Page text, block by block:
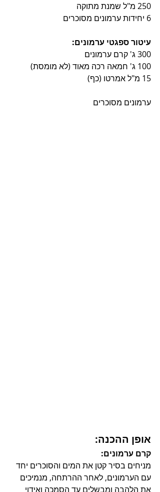
250 מ"ל שמנת מתוקה
6 יחידות ערמונים מסוכרים
עיטור ספגטי ערמונים:
300 ג' קרם ערמונים
100 ג' חמאה רכה מאוד (לא מומסת)
15 מ"ל אמרטו (כף)
ערמונים מסוכרים
אופן ההכנה:
קרם ערמונים:
מניחים בסיר קטן את המים והסוכרים יחד
עם הערמונים, לאחר ההרתחה, מנמיכים
את הלהבה ומבשלים עד הסמכה ואידוי